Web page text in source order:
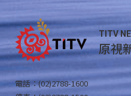
TITV
原視
電話：(02)2788-1600